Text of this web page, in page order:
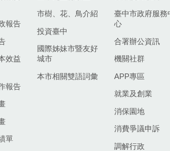
報告
效益
報告
單
市樹、花、鳥介紹
投資臺中
國際姊妹市暨友好
城市
本市相關雙語詞彙
臺中市政府服務
心
合署辦公資訊
機關社群
APP專區
就業及創業
消保園地
消費爭議申訴
調解行政